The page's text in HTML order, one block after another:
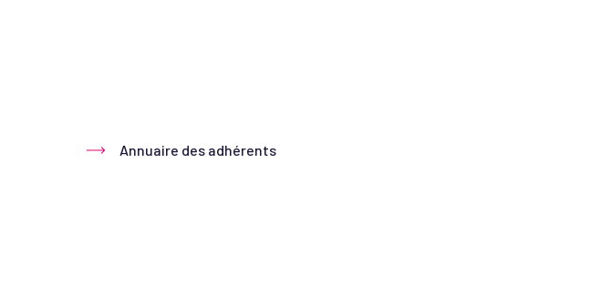
Annuaire des adhérents